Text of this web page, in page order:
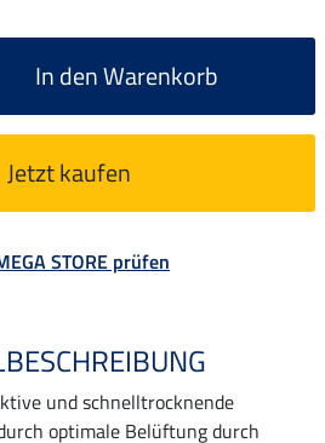
In den Warenkorb
Jetzt kaufen
STORE prüfen
und schnelltrocknende
optimale Belüftung durch